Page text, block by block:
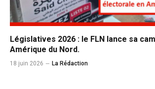
Législatives 2026 : le FLN lance sa
Amérique du Nord.
18 juin 2026 La Rédaction